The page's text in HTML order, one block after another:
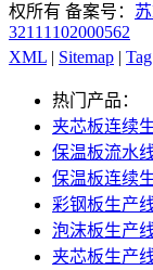
权所有 备案号：
32111102000562
XML | Sitemap | Tag
热门产品：
夹芯板连续
保温板流水
保温板连续
彩钢板生产
泡沫板生产
夹芯板生产